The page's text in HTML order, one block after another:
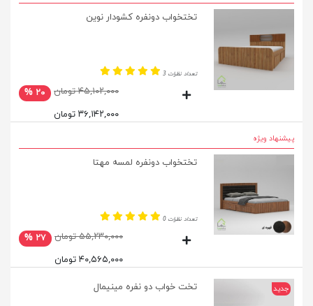
تختخواب دونفره کشودار نوین
تعداد نظرات 3
۴۵,۱۰۲,۰۰۰ تومان
۲۰ %
۳۶,۱۴۲,۰۰۰ تومان
پیشنهاد ویژه
تختخواب دونفره لمسه مهتا
تعداد نظرات 0
۵۵,۲۳۰,۰۰۰ تومان
۲۷ %
۴۰,۵۶۵,۰۰۰ تومان
جدید تخت خواب دو نفره مینیمال